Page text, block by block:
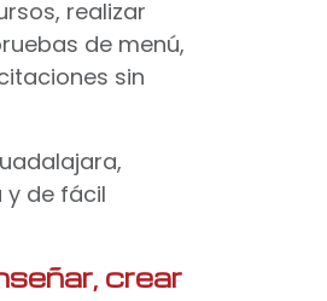
realizar
de menú,
sin
de fácil
crear